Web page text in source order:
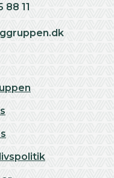
88 11